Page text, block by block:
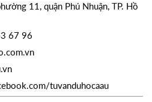
11, quận Phú Nhuận, TP. Hồ
67 96
tuvanduhocaau